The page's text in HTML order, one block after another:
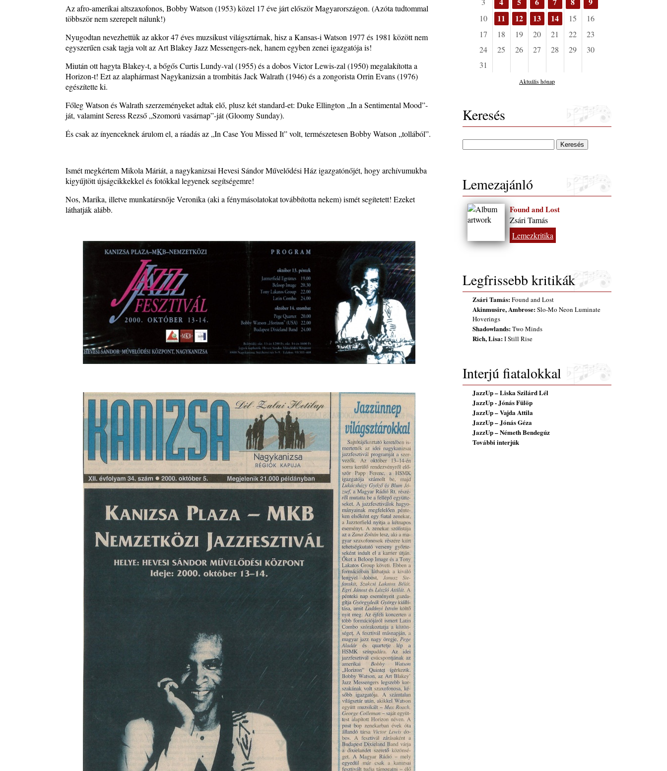
Outlet”
2026. augusztus 06.
X. BOHÉM JAZZFŐVÁROS fesztivál, Kecskemét, 2026.
augusztus 6-9.: 4 nap, 4 színpad, 10 ország zenészei, 40
óra zene és tánc!
2026. augusztus 05.
Magyar Jazz ABC – 541. rész: Juhász Márton
2026. augusztus 05.
Jazz-rock albumok 1983-ból - John Scofield „Out like a
Light”
Jazz-rock albumok 1982-ből - John Scofield „Shinola”
Kikkel beszéltem 2.0 – 5. rész: D
2026. augusztus 04.
Ashby – Memoirs
2026. augusztus 04.
2026. augusztus 04.
45 éve történt… Jazz-rock albumok 1981-ből - Shakatak
Jazz a Márványteremben – Mizar (2008. január 4.)
2026. augusztus 03.
Gondolataim - 2026 (XI. évfolyam - 8. rész)
2026. augusztus 02.
A 21. században meghalt magyar jazz muzsikusok – 109.
rész: (Dr.) Borissza Géza
Exkluzív interjú Bóna Lászlóval
2026. augusztus 01.
2026-os jazzfesztiválok, amelyekről én is tudok… 18. rész:
Zempléni Fesztivál (Sátoraljaújhely – 2026. augusztus 13-
Jazz-rock albumok 1986-ból - John Scofield „Still Warm”
2026. augusztus 01.
Ma 40 éves Gyarmati Gábor és 54 éves Florian Ross
Vér, tornádó és jazz – megjelent a Daveform Quintet és
Kurt Rosenwinkel közös lemezének új előfutára, a
2026. július 31.
A Grencsoport Lewis Jordan-nel a Meseházban
rész: Vörös László + Vörösné Strausz Eszter + Vörös
The Next Generation — 11. rész: Horváth Szabolcs
2026. július 24.
FREE JAZZ ALBUMS 2026 - 134. rész
2026. július 16.
A free jazz kiemelkedő alakjai - 79. rész: Marion Brown
Az afro-amerikai altszaxofonos, Bobby Watson (1953) közel 17 éve járt először Magyarországon. (Azóta tudtommal
többször nem szerepelt nálunk!)
Nyugodtan nevezhettük az akkor 47 éves muzsikust világsztárnak, hisz a Kansas-i Watson 1977 és 1981 között nem
egyszerűen csak tagja volt az Art Blakey Jazz Messengers-nek, hanem egyben zenei igazgatója is!
Miután ott hagyta Blakey-t, a bőgős Curtis Lundy-val (1955) és a dobos Victor Lewis-zal (1950) megalakította a
Horizon-t! Ezt az alaphármast Nagykanizsán a trombitás Jack Walrath (1946) és a zongorista Orrin Evans (1976)
egészítette ki.
Főleg Watson és Walrath szerzeményeket adtak elő, plusz két standard-et: Duke Ellington „In a Sentimental Mood”-
ját, valamint Seress Rezső „Szomorú vasárnap”-ját (Gloomy Sunday).
És csak az ínyenceknek árulom el, a ráadás az „In Case You Missed It” volt, természetesen Bobby Watson „tollából”.
Ismét megkértem Mikola Máriát, a nagykanizsai Hevesi Sándor Művelődési Ház igazgatónőjét, hogy archívumukba
kigyűjtött újságcikkekkel és fotókkal legyenek segítségemre!
Nos, Marika, illetve munkatársnője Veronika (aki a fénymásolatokat továbbította nekem) ismét segítetett! Ezeket
láthatják alább.
10 11 12 13 14 15
16
17
18 19 20 21 22
23
24
25 26 27 28 29
30
31
Aktuális hónap
Keresés
Lemezajánló
Found and Lost
Zsári Tamás
Lemezkritika
Legfrissebb kritikák
Zsári Tamás:Found and Lost
Akinmusire, Ambrose:Slo-Mo Neon Luminate
Hoverings
Shadowlands:Two Minds
Rich, Lisa:I Still Rise
Interjú fiatalokkal
JazzUp – Liska Szilárd Lél
JazzUp - Jónás Fülöp
JazzUp – Vajda Attila
JazzUp – Jónás Géza
JazzUp – Németh Bendegúz
További interjúk